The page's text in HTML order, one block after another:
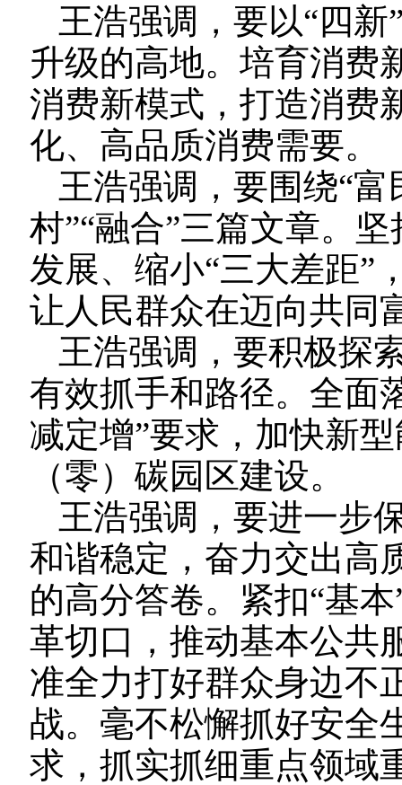
王浩强调，要以“四
升级的高地。培育消费
消费新模式，打造消费
化、高品质消费需要。
王浩强调，要围绕“富
村”“融合”三篇文章。
发展、缩小“三大差距”
让人民群众在迈向共同
王浩强调，要积极探
有效抓手和路径。全面
减定增”要求，加快新
（零）碳园区建设。
王浩强调，要进一步
和谐稳定，奋力交出高
的高分答卷。紧扣“基
革切口，推动基本公共
准全力打好群众身边不
战。毫不松懈抓好安全
求，抓实抓细重点领域